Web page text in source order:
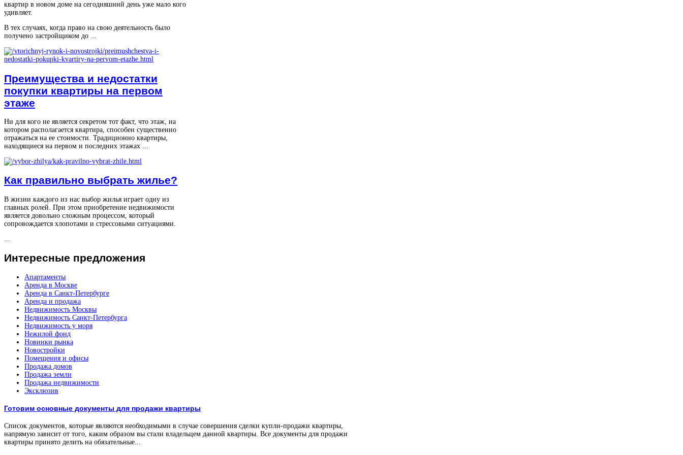
квартир в новом доме на сегодняшний день уже мало кого
удивляет.
В тех случаях, когда право на свою деятельность было
получено застройщиком до ...
Преимущества и недостатки
покупки квартиры на первом
этаже
Ни для кого не является секретом тот факт, что этаж, на
котором располагается квартира, способен существенно
отражаться на ее стоимости. Традиционно квартиры,
находящиеся на первом и последних этажах ...
Как правильно выбрать жилье?
В жизни каждого из нас выбор жилья играет одну из
главных ролей. При этом приобретение недвижимости
является довольно сложным процессом, который
сопровождается хлопотами и стрессовыми ситуациями.
Интересные предложения
Апартаменты
Аренда в Москве
Аренда в Санкт-Петербурге
Аренда и продажа
Недвижимость Москвы
Недвижимость Санкт-Петербурга
Недвижимость у моря
Нежилой фонд
Новинки рынка
Новостройки
Помещения и офисы
Продажа домов
Продажа земли
Продажа недвижимости
Эксклюзив
Готовим основные документы для продажи квартиры
Список документов, которые являются необходимыми в случае совершения сделки купли-продажи квартиры,
напрямую зависит от того, каким образом вы стали владельцем данной квартиры. Все документы для продажи
квартиры принято делить на обязательные...